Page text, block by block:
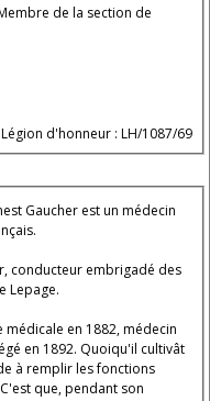
de la section de
d'honneur : LH/1087/69
Gaucher est un médecin
conducteur embrigadé des
Lepage.
en 1882, médecin
en 1892. Quoiqu'il cultivât
à remplir les fonctions
que, pendant son